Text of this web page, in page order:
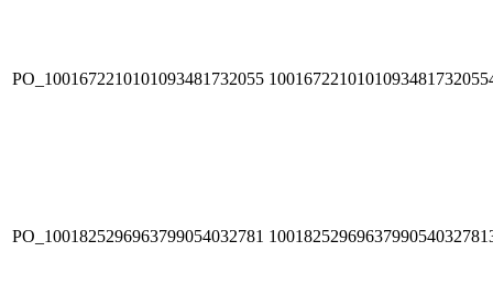
PO_1001672210101093481732055
PO_1001825296963799054032781